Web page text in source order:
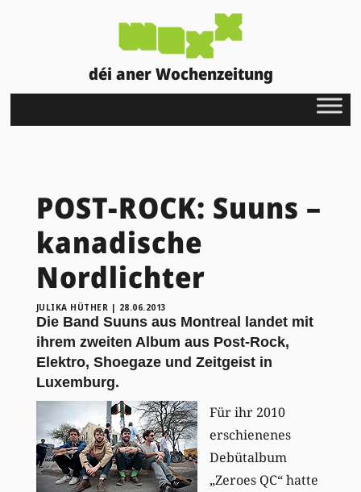
déi aner Wochenzeitung
POST-ROCK: Suuns –
kanadische
Nordlichter
JULIKA HÜTHER | 28.06.2013
Die Band Suuns aus Montreal landet mit
ihrem zweiten Album aus Post-Rock,
Elektro, Shoegaze und Zeitgeist in
Luxemburg.
Für ihr 2010
erschienenes
Debütalbum
„Zeroes QC“ hatte